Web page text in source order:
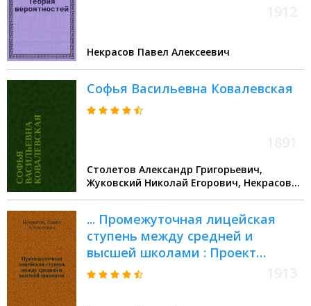
Некрасов Павел Алексеевич
Софья Васильевна Ковалевская
Столетов Александр Григорьевич,
Жуковский Николай Егорович, Некрасов
... Промежуточная лицейская
ступень между средней и
высшей школами : Проект
школьной реформы и вопросы